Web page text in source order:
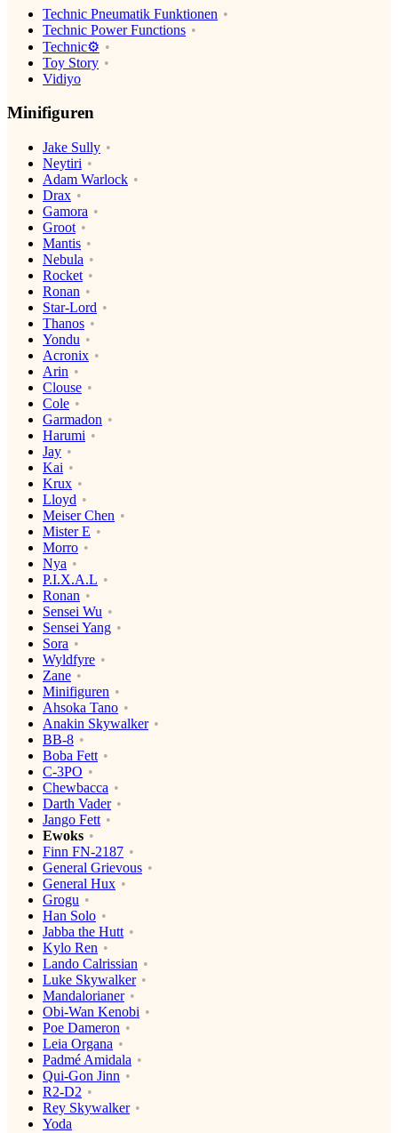
Technic Pneumatik Funktionen
Technic Power Functions
Technic⚙️
Toy Story
Vidiyo
Minifiguren
Jake Sully
Neytiri
Adam Warlock
Drax
Gamora
Groot
Mantis
Nebula
Rocket
Ronan
Star-Lord
Thanos
Yondu
Acronix
Arin
Clouse
Cole
Garmadon
Harumi
Jay
Kai
Krux
Lloyd
Meiser Chen
Mister E
Morro
Nya
P.I.X.A.L
Ronan
Sensei Wu
Sensei Yang
Sora
Wyldfyre
Zane
Minifiguren
Ahsoka Tano
Anakin Skywalker
BB-8
Boba Fett
C-3PO
Chewbacca
Darth Vader
Jango Fett
Ewoks
Finn FN-2187
General Grievous
General Hux
Grogu
Han Solo
Jabba the Hutt
Kylo Ren
Lando Calrissian
Luke Skywalker
Mandalorianer
Obi-Wan Kenobi
Poe Dameron
Leia Organa
Padmé Amidala
Qui-Gon Jinn
R2-D2
Rey Skywalker
Yoda